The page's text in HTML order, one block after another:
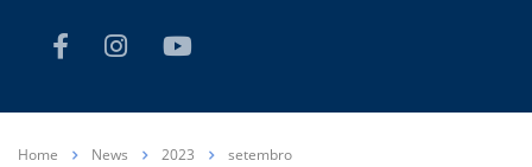
Home News 2023 setembro